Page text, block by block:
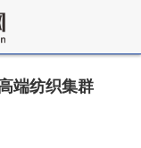
端纺织集群